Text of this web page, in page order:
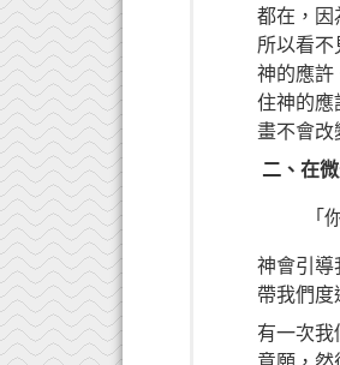
都在，因
所以看
神的應許
住神的應
畫不會改
二、在
「
神會引導
帶我們度
有一次我